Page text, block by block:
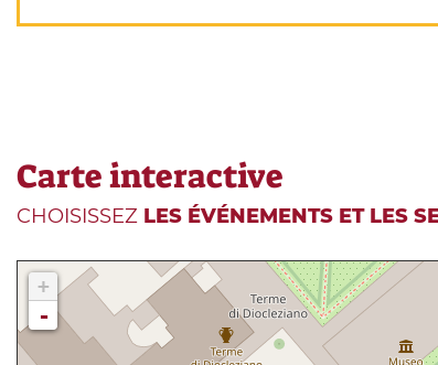
Carte interactive
CHOISISSEZ LES ÉVÉNEMENTS ET LES
+
-